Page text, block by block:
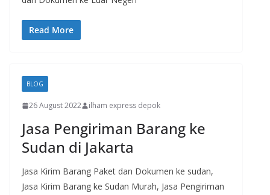
Read More
BLOG
26 August 2022 ilham express depok
Jasa Pengiriman Barang ke
Sudan di Jakarta
Jasa Kirim Barang Paket dan Dokumen ke sudan,
Jasa Kirim Barang ke Sudan Murah, Jasa Pengiriman